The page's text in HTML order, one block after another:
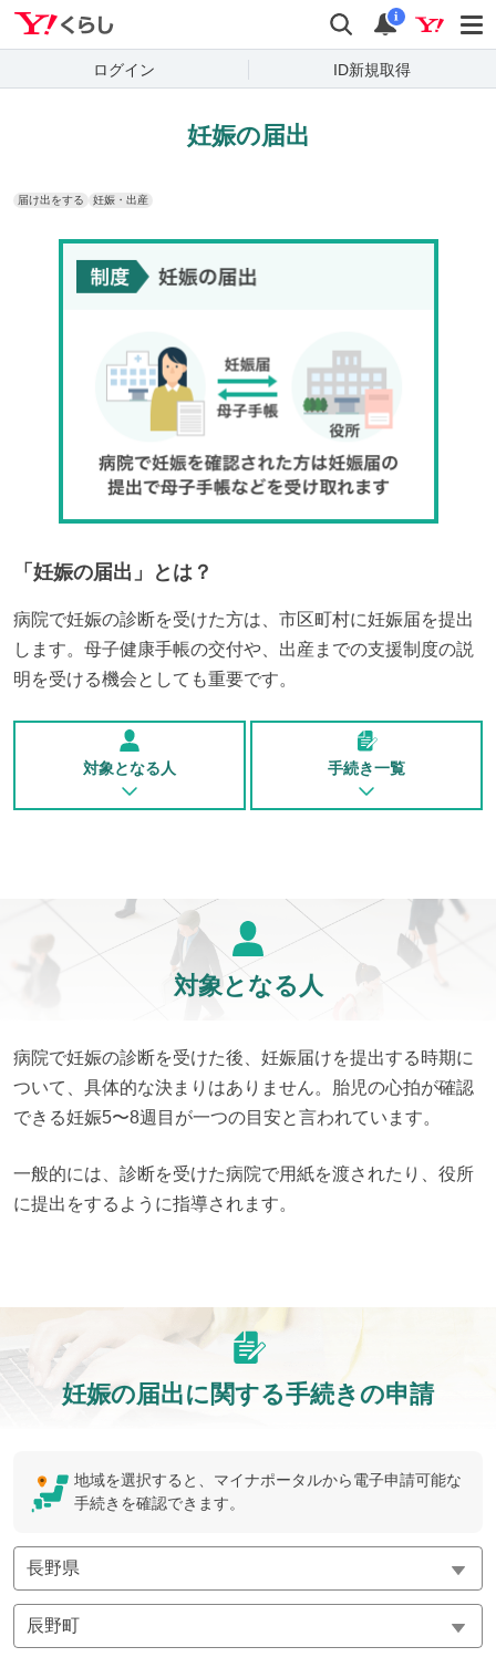
検索 通知
i
ログイン ID新規取得
妊娠の届出
届け出をする 妊娠・出産
「 妊娠の届出 」とは？
病院で妊娠の診断を受けた方は、市区町村に妊娠届を提出
します。母子健康手帳の交付や、出産までの支援制度の説
明を受ける機会としても重要です。
対象となる人 手続き一覧
対象となる人
病院で妊娠の診断を受けた後、妊娠届けを提出する時期に
ついて、具体的な決まりはありません。胎児の心拍が確認
できる妊娠5〜8週目が一つの目安と言われています。
一般的には、診断を受けた病院で用紙を渡されたり、役所
に提出をするように指導されます。
妊娠の届出に関する手続きの申請
地域を選択すると、マイナポータルから電子申請可能な
手続きを確認できます。